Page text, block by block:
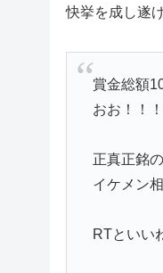
快挙を成し遂
賞金総額
おお！！！
正真正銘
イケメン
RTといい